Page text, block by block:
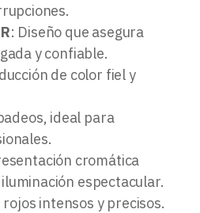
: Diseño que asegura
y confiable.
de color fiel y
ideal para
cromática
espectacular.
rojos intensos y precisos.